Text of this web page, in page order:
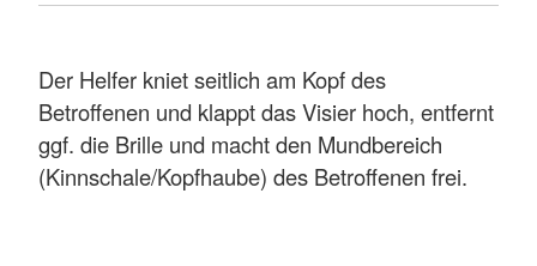
Der Helfer kniet seitlich am Kopf des
Betroffenen und klappt das Visier hoch, entfernt
ggf. die Brille und macht den Mundbereich
(Kinnschale/Kopfhaube) des Betroffenen frei.